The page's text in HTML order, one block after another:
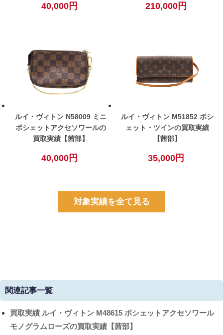
40,000円 210,000円
ルイ・ヴィトン N58009 ミニ
ポシェットアクセソワールの
買取実績【茜部】
40,000円
ルイ・ヴィトン M51852 ポシ
ェット・ツインの買取実績
【茜部】
35,000円
対象実績を全て見る
関連記事一覧
買取実績 ルイ・ヴィトン M48615 ポシェットアクセソワール
モノグラムローズの買取実績【茜部】